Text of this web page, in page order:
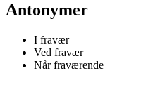
Antonymer
I fravær
Ved fravær
Når fraværende